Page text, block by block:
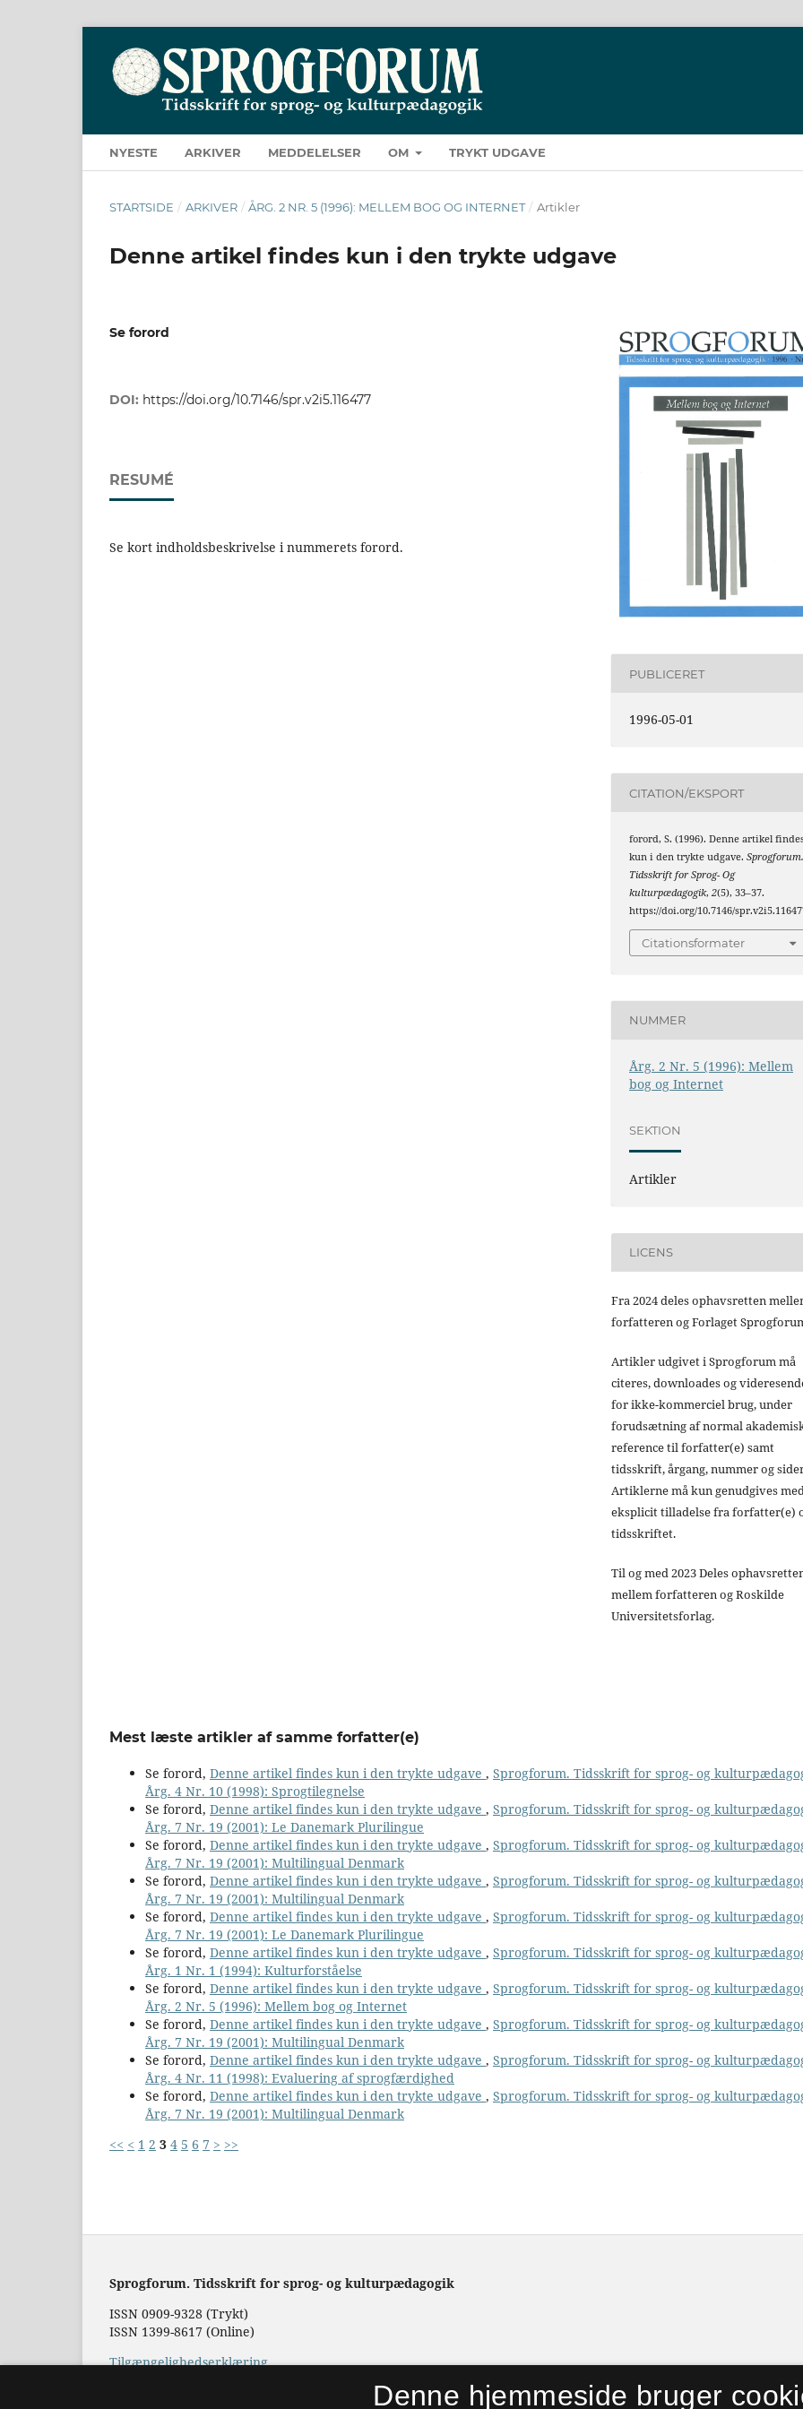
NYESTE ARKIVER MEDDELELSER OM TRYKT UDGAVE
STARTSIDE / ARKIVER / ÅRG. 2 NR. 5 (1996): MELLEM BOG OG INTERNET / Artikler
Denne artikel findes kun i den trykte udgave
Se forord
DOI: https://doi.org/10.7146/spr.v2i5.116477
RESUMÉ
Se kort indholdsbeskrivelse i nummerets forord.
PUBLICERET
1996-05-01
CITATION/EKSPORT
forord, S. (1996). Denne artikel
kun i den trykte udgave.Sprogforum.
Tidsskrift for Sprog- Og
kulturpædagogik,2(5), 33–37.
https://doi.org/10.7146/
Citationsformater
NUMMER
Årg. 2 Nr. 5 (1996): Mellem
bog og Internet
SEKTION
Artikler
LICENS
Fra 2024 deles ophavsretten
forfatteren og Forlaget
Artikler udgivet i Sprogforum må
citeres, downloades og
for ikke-kommerciel brug, under
forudsætning af normal
reference til forfatter(e) samt
tidsskrift, årgang, nummer og
Artiklerne må kun genudgives
eksplicit tilladelse fra forfatter(e)
tidsskriftet.
Til og med 2023 Deles
mellem forfatteren og Roskilde
Universitetsforlag.
Mest læste artikler af samme forfatter(e)
Se forord, Denne artikel findes kun i den trykte udgave , Sprogforum. Tidsskrift for sprog- og
Årg. 4 Nr. 10 (1998): Sprogtilegnelse
Se forord, Denne artikel findes kun i den trykte udgave , Sprogforum. Tidsskrift for sprog- og
Årg. 7 Nr. 19 (2001): Le Danemark Plurilingue
Se forord, Denne artikel findes kun i den trykte udgave , Sprogforum. Tidsskrift for sprog- og
Årg. 7 Nr. 19 (2001): Multilingual Denmark
Se forord, Denne artikel findes kun i den trykte udgave , Sprogforum. Tidsskrift for sprog- og
Årg. 7 Nr. 19 (2001): Multilingual Denmark
Se forord, Denne artikel findes kun i den trykte udgave , Sprogforum. Tidsskrift for sprog- og
Årg. 7 Nr. 19 (2001): Le Danemark Plurilingue
Se forord, Denne artikel findes kun i den trykte udgave , Sprogforum. Tidsskrift for sprog- og
Årg. 1 Nr. 1 (1994): Kulturforståelse
Se forord, Denne artikel findes kun i den trykte udgave , Sprogforum. Tidsskrift for sprog- og
Årg. 2 Nr. 5 (1996): Mellem bog og Internet
Se forord, Denne artikel findes kun i den trykte udgave , Sprogforum. Tidsskrift for sprog- og
Årg. 7 Nr. 19 (2001): Multilingual Denmark
Se forord, Denne artikel findes kun i den trykte udgave , Sprogforum. Tidsskrift for sprog- og
Årg. 4 Nr. 11 (1998): Evaluering af sprogfærdighed
Se forord, Denne artikel findes kun i den trykte udgave , Sprogforum. Tidsskrift for sprog- og
Årg. 7 Nr. 19 (2001): Multilingual Denmark
<< < 1 2 3 4 5 6 7 > >>
Sprogforum. Tidsskrift for sprog- og kulturpædagogik
ISSN 0909-9328 (Trykt)
ISSN 1399-8617 (Online)
Tilgængelighedserklæring
Denne hjemmeside bruger